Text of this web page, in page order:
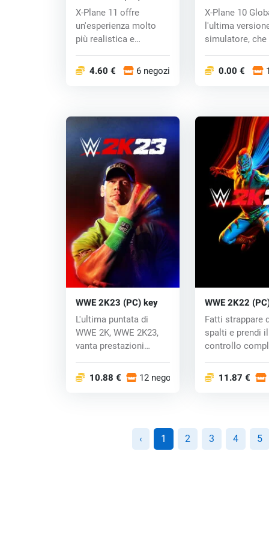
key
X-Plane 11 offre
un'esperienza molto
più realistica e
4.60 € 6 negozi
Bit (PC) CD key
X-Plane 10
l'ultima
simulatore, che
0.00 €
WWE 2K23 (PC) key
L'ultima puntata di
WWE 2K, WWE 2K23,
vanta prestazioni
10.88 € 12 negozi
WWE 2K22
Fatti strappare
spalti e prendi il
controllo
11.87 €
‹ 1 2 3 4 5